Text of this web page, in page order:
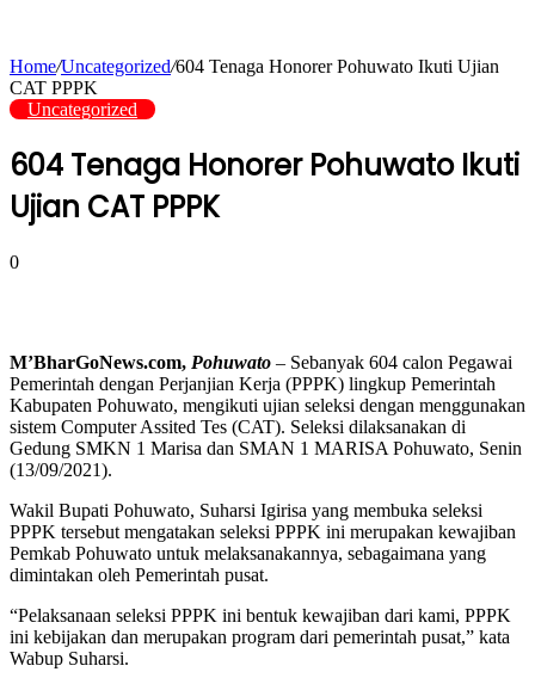
Home/Uncategorized/604 Tenaga Honorer Pohuwato Ikuti Ujian
CAT PPPK
Uncategorized
604 Tenaga Honorer Pohuwato Ikuti
Ujian CAT PPPK
0
M’BharGoNews.com, Pohuwato – Sebanyak 604 calon Pegawai
Pemerintah dengan Perjanjian Kerja (PPPK) lingkup Pemerintah
Kabupaten Pohuwato, mengikuti ujian seleksi dengan menggunakan
sistem Computer Assited Tes (CAT). Seleksi dilaksanakan di
Gedung SMKN 1 Marisa dan SMAN 1 MARISA Pohuwato, Senin
(13/09/2021).
Wakil Bupati Pohuwato, Suharsi Igirisa yang membuka seleksi
PPPK tersebut mengatakan seleksi PPPK ini merupakan kewajiban
Pemkab Pohuwato untuk melaksanakannya, sebagaimana yang
dimintakan oleh Pemerintah pusat.
“Pelaksanaan seleksi PPPK ini bentuk kewajiban dari kami, PPPK
ini kebijakan dan merupakan program dari pemerintah pusat,” kata
Wabup Suharsi.